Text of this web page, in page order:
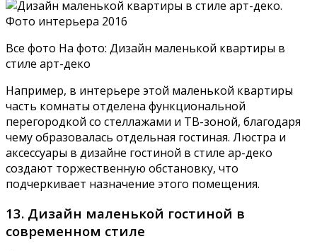
Все фото На фото: Дизайн маленькой квартиры в
стиле арт-деко
Например, в интерьере этой маленькой квартиры
часть комнаты отделена функциональной
перегородкой со стеллажами и ТВ-зоной, благодаря
чему образовалась отдельная гостиная. Люстра и
аксессуары в дизайне гостиной в стиле ар-деко
создают торжественную обстановку, что
подчеркивает назначение этого помещения.
13. Дизайн маленькой гостиной в
современном стиле